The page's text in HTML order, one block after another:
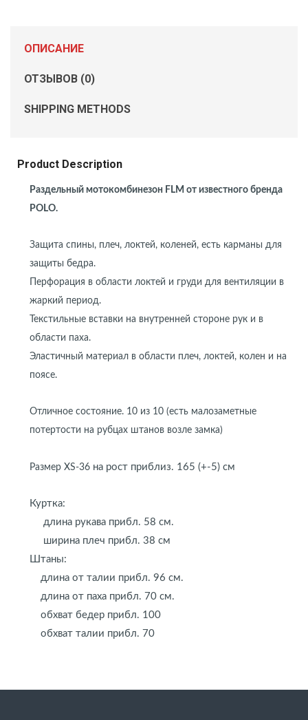
ОПИСАНИЕ
ОТЗЫВОВ (0)
SHIPPING METHODS
Product Description
Раздельный мотокомбинезон FLM от известного бренда
POLO.
Защита спины, плеч, локтей, коленей, есть карманы для
защиты бедра.
Перфорация в области локтей и груди для вентиляции в
жаркий период.
Текстильные вставки на внутренней стороне рук и в
области паха.
Эластичный материал в области плеч, локтей, колен и на
поясе.
Отличное состояние. 10 из 10 (есть малозаметные
потертости на рубцах штанов возле замка)
Размер XS-36 на рост приблиз. 165 (+-5) см
Куртка:
длина рукава прибл. 58 см.
ширина плеч прибл. 38 см
Штаны:
длина от талии прибл. 96 см.
длина от паха прибл. 70 см.
обхват бедер прибл. 100
обхват талии прибл. 70